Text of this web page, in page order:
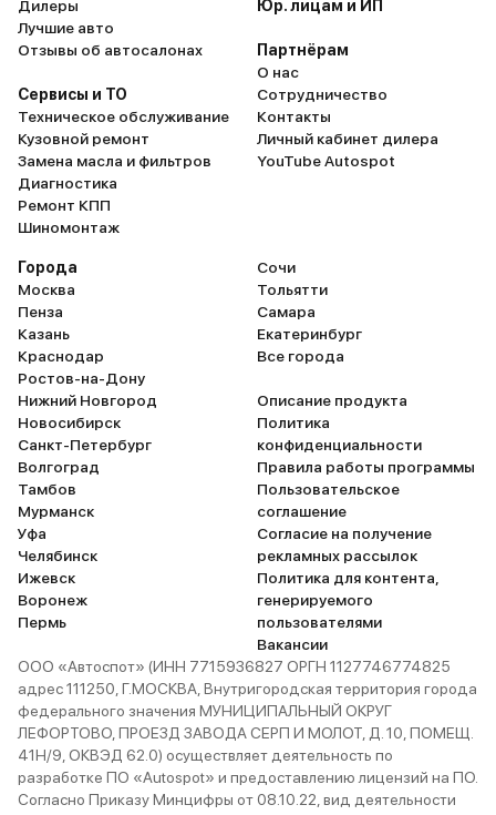
Дилеры
Лучшие авто
Отзывы об автосалонах
Сервисы и ТО
Техническое обслуживание
Кузовной ремонт
Замена масла и фильтров
Диагностика
Ремонт КПП
Шиномонтаж
Юр. лицам и ИП
Партнёрам
О нас
Сотрудничество
Контакты
Личный кабинет дилера
YouTube Autospot
Города
Москва
Пенза
Казань
Краснодар
Ростов-на-Дону
Нижний Новгород
Новосибирск
Санкт-Петербург
Волгоград
Тамбов
Мурманск
Уфа
Челябинск
Ижевск
Воронеж
Пермь
Сочи
Тольятти
Самара
Екатеринбург
Все города
Описание продукта
Политика
конфиденциальности
Правила работы программы
Пользовательское
соглашение
Согласие на получение
рекламных рассылок
Политика для контента,
генерируемого
пользователями
Вакансии
ООО «Автоспот» (ИНН 7715936827 ОРГН 1127746774825
адрес 111250, Г.МОСКВА, Внутригородская территория города
федерального значения МУНИЦИПАЛЬНЫЙ ОКРУГ
ЛЕФОРТОВО, ПРОЕЗД ЗАВОДА СЕРП И МОЛОТ, Д. 10, ПОМЕЩ.
41Н/9, ОКВЭД 62.0) осуществляет деятельность по
разработке ПО «Autospot» и предоставлению лицензий на ПО.
Согласно Приказу Минцифры от 08.10.22, вид деятельности